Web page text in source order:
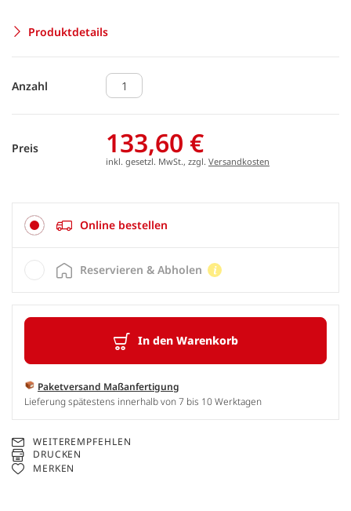
Produktdetails
Anzahl
Preis 133,60 €
inkl. gesetzl. MwSt., zzgl. Versandkosten
Online bestellen
In den Warenkorb
Paketversand Maßanfertigung
Lieferung spätestens innerhalb von 7 bis 10 Werktagen
Reservieren & Abholen
WEITEREMPFEHLEN
DRUCKEN
MERKEN